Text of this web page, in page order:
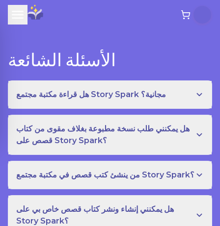
الأسئلة الشائعة
هل قراءة مكتبة مجتمع Story Spark مجانية؟
هل يمكنني طلب نسخة مطبوعة بغلاف مقوى من كتاب
قصص على Story Spark؟
من ينشئ كتب قصص في مكتبة مجتمع Story Spark؟
هل يمكنني إنشاء ونشر كتاب قصص خاص بي على
Story Spark؟